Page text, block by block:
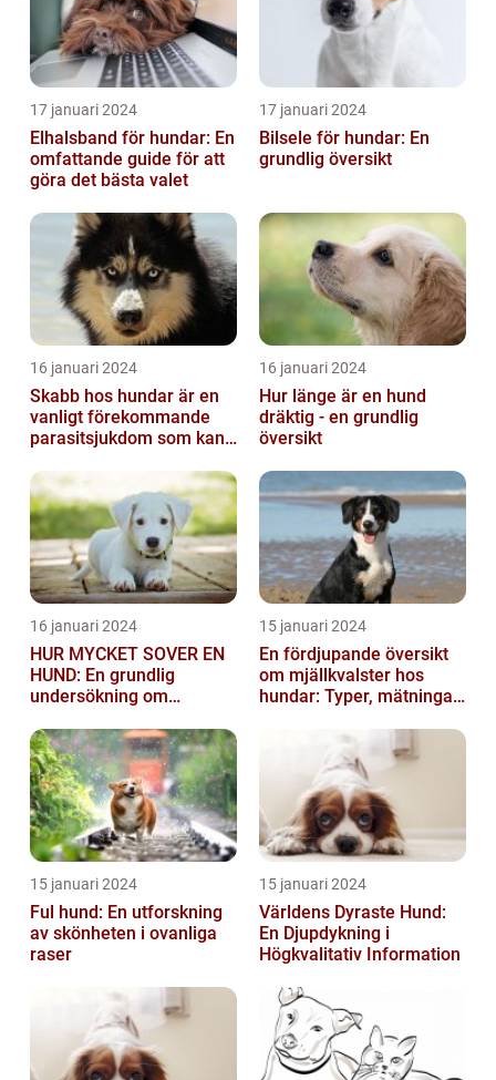
17 januari 2024
Elhalsband för hundar: En
omfattande guide för att
göra det bästa valet
17 januari 2024
Bilsele för hundar: En
grundlig översikt
16 januari 2024
Skabb hos hundar är en
vanligt förekommande
parasitsjukdom som kan
och smittsa...
16 januari 2024
Hur länge är en hund
dräktig - en grundlig
översikt
16 januari 2024
HUR MYCKET SOVER EN
HUND: En grundlig
undersökning om
15 januari 2024
En fördjupande översikt
om mjällkvalster hos
hundar: Typer, mätningar
15 januari 2024
Ful hund: En utforskning
av skönheten i ovanliga
raser
15 januari 2024
Världens Dyraste Hund:
En Djupdykning i
Högkvalitativ Information